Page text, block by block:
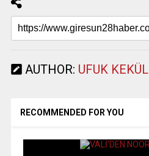
AUTHOR: UFUK KEKÜL
RECOMMENDED FOR YOU